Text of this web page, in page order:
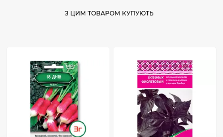
З ЦИМ ТОВАРОМ КУПУЮТЬ